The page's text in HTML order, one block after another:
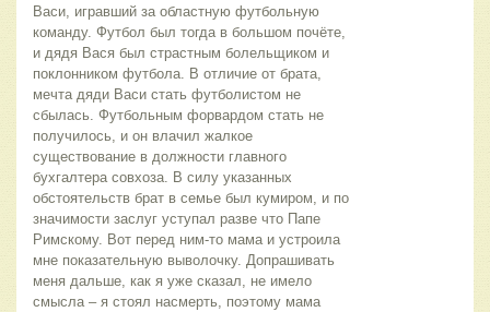
Васи, игравший за областную футбольную
команду. Футбол был тогда в большом почёте,
и дядя Вася был страстным болельщиком и
поклонником футбола. В отличие от брата,
мечта дяди Васи стать футболистом не
сбылась. Футбольным форвардом стать не
получилось, и он влачил жалкое
существование в должности главного
бухгалтера совхоза. В силу указанных
обстоятельств брат в семье был кумиром, и по
значимости заслуг уступал разве что Папе
Римскому. Вот перед ним-то мама и устроила
мне показательную выволочку. Допрашивать
меня дальше, как я уже сказал, не имело
смысла – я стоял насмерть, поэтому мама